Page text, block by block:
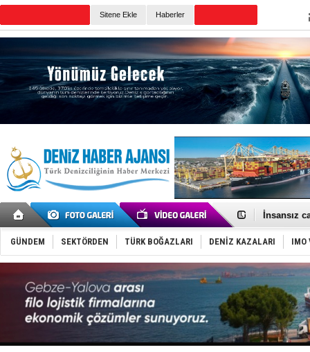
Sitene Ekle Haberler
İnsansız
Yüzyıl
Anadolu
Derince,
Tüpraş,
İTU AUV,
LNG
PROYAD,
Türkiye-
Türk
Deniz
GÜNDEM SEKTÖRDEN TÜRK BOĞAZLARI DENİZ KAZALARI IMO